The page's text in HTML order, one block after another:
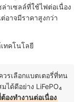
าเซลล์ที่ใช้ไฟต่อเนื่อง
อาจมีราคาสูงกว่า
ทคโนโลยี
รเลือกแบตเตอรี่ที่ทน
ด้ดีอย่าง LiFePO₄
องทำงานต่อเนื่อง